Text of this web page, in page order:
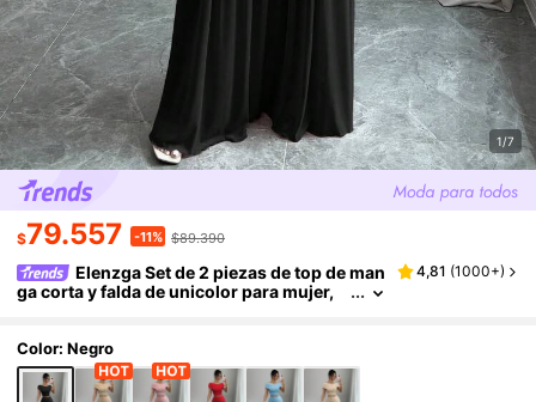
1/7
$79.557 -11% $89.390
Elenzga Set de 2 piezas de top de man
ga corta y falda de unicolor para mujer,
4,81 (1000+)
Color: Negro